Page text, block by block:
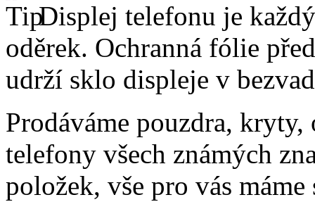
Displej telefonu je
oděrek. Ochranná fólie
udrží sklo displeje v
Prodáváme pouzdra,
telefony všech známých
položek, vše pro vás